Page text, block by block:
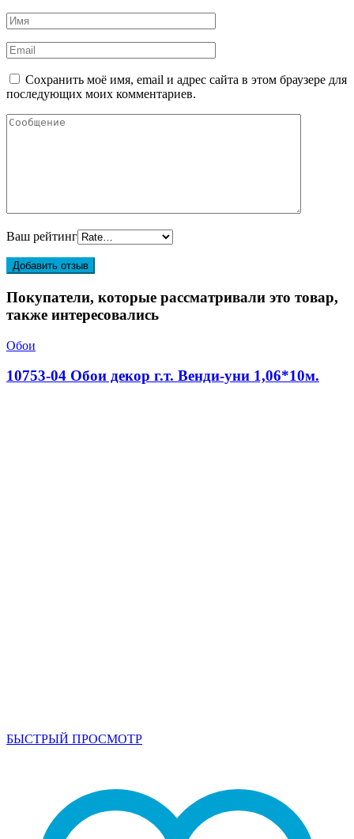
Сохранить моё имя, email и адрес сайта в этом браузере для
последующих моих комментариев.
Ваш рейтинг
Покупатели, которые рассматривали это товар,
также интересовались
Обои
10753-04 Обои декор г.т. Венди-уни 1,06*10м.
БЫСТРЫЙ ПРОСМОТР